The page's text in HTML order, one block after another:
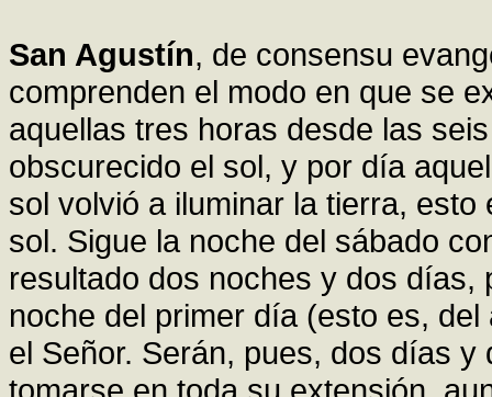
San Agustín, de consensu
comprenden el modo en que se
aquellas tres horas desde las
obscurecido el sol, y por día
sol volvió a iluminar la tierra,
sol. Sigue la noche del sábado
resultado dos noches y dos días,
noche del primer día (esto es,
el Señor. Serán, pues, dos días